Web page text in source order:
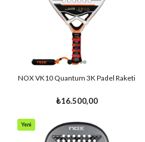
NOX VK10 Quantum 3K Padel Raketi
₺16.500,00
Yeni